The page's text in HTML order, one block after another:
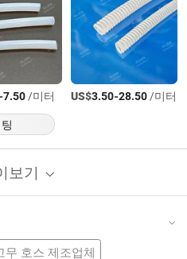
7.50/미터 US$3.50-28.50/미터
보기
무 호스 제조업체